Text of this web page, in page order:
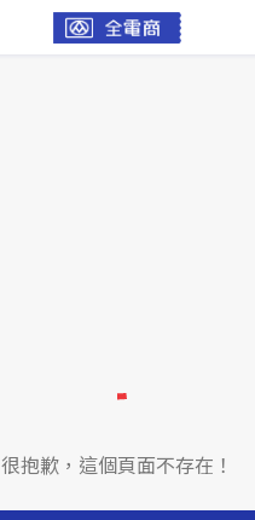
很抱歉，這個頁面不存在！